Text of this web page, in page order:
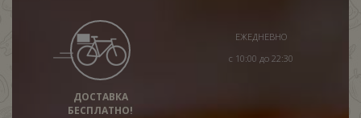
ДОСТАВКА
БЕСПЛАТНО!
ЕЖЕДНЕВНО
с 10:00 до 22:30